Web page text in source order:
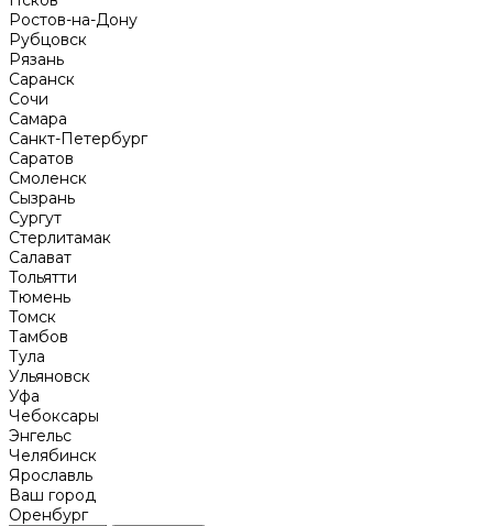
Ростов-на-Дону
Рубцовск
Рязань
Саранск
Сочи
Самара
Санкт-Петербург
Саратов
Смоленск
Сызрань
Сургут
Стерлитамак
Салават
Тольятти
Тюмень
Томск
Тамбов
Тула
Ульяновск
Уфа
Чебоксары
Энгельс
Челябинск
Ярославль
Ваш город
Оренбург